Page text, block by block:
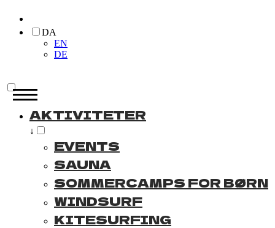
DA
EN
DE
AKTIVITETER
↓
EVENTS
SAUNA
SOMMERCAMPS FOR BØRN
WINDSURF
KITESURFING